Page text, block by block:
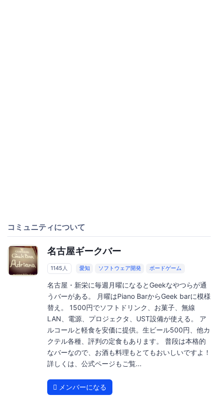
コミュニティについて
名古屋ギークバー
1145人 愛知 ソフトウェア開発 ボードゲーム
名古屋・新栄に毎週月曜になるとGeekなやつらが通
うバーがある。 月曜はPiano BarからGeek barに模様
替え。 1500円でソフトドリンク、お菓子、無線
LAN、電源、プロジェクタ、UST設備が使える。 ア
ルコールと軽食を安価に提供。生ビール500円、他カ
クテル各種、評判の定食もあります。 普段は本格的
なバーなので、お酒も料理もとてもおいしいですよ！
詳しくは、公式ページもご覧...
メンバーになる